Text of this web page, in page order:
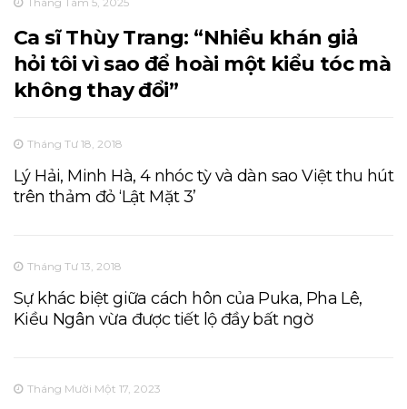
Ca sĩ Thùy Trang: “Nhiều khán giả
hỏi tôi vì sao để hoài một kiểu tóc mà
không thay đổi”
Tháng Tư 18, 2018
Lý Hải, Minh Hà, 4 nhóc tỳ và dàn sao Việt thu hút
trên thảm đỏ ‘Lật Mặt 3’
Tháng Tư 13, 2018
Sự khác biệt giữa cách hôn của Puka, Pha Lê,
Kiều Ngân vừa được tiết lộ đầy bất ngờ
Tháng Mười Một 17, 2023